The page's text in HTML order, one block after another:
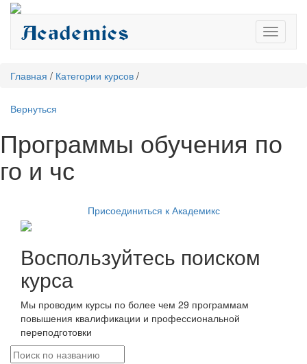
Toggle
Главная / Категории курсов /
Вернуться
Программы обучения по
го и чс
Присоединиться к Академикс
Воспользуйтесь поиском
курса
Мы проводим курсы по более чем 29 программам
повышения квалификации и профессиональной
переподготовки